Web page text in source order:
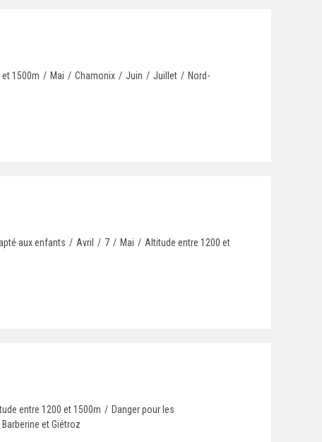
1500m / Mai / Chamonix / Juin / Juillet / Nord-
aux enfants / Avril / 7 / Mai / Altitude entre 1200 et
entre 1200 et 1500m / Danger pour les
et Giétroz